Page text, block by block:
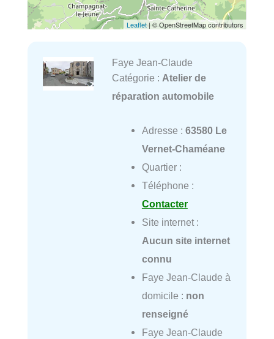
Leaflet | © OpenStreetMap contributors
Faye Jean-Claude
Catégorie : Atelier de
réparation automobile
Adresse : 63580 Le
Vernet-Chaméane
Quartier :
Téléphone :
Contacter
Site internet :
Aucun site internet
connu
Faye Jean-Claude à
domicile : non
renseigné
Faye Jean-Claude